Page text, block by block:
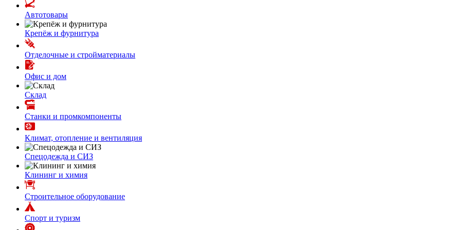
Автотовары
Крепёж и фурнитура
Отделочные и стройматериалы
Офис и дом
Склад
Станки и промкомпоненты
Климат, отопление и вентиляция
Спецодежда и СИЗ
Клининг и химия
Строительное оборудование
Спорт и туризм